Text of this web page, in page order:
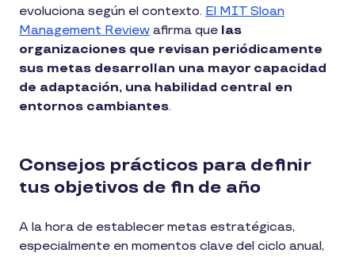
evoluciona según el contexto. El MIT Sloan
Management Review afirma que las
organizaciones que revisan periódicamente
sus metas desarrollan una mayor capacidad
de adaptación, una habilidad central en
entornos cambiantes.
Consejos prácticos para definir
tus objetivos de fin de año
A la hora de establecer metas estratégicas,
especialmente en momentos clave del ciclo anual,